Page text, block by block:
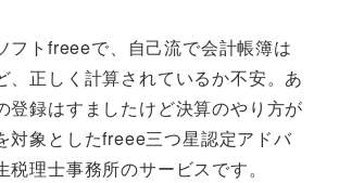
フトfreeeで、自己流で会計帳簿は
、正しく計算されているか不安。あ
登録はすましたけど決算のやり方が
対象としたfreee三つ星認定アドバ
税理士事務所のサービスです。